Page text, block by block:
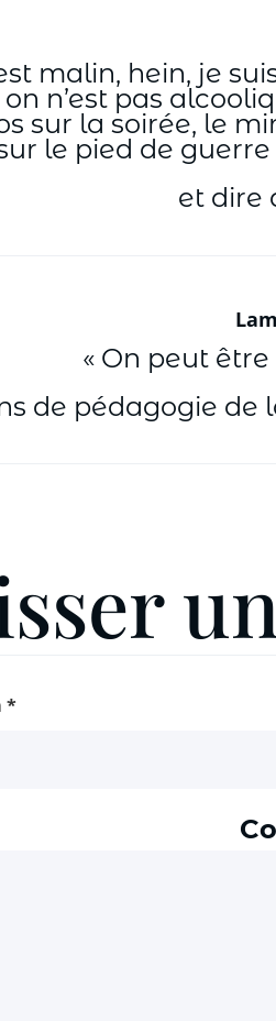
malin, hein, je
n’est pas
sur la soirée, le
le pied de guerre
et dire
« On peut
de pédagogie
*